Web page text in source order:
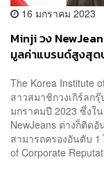
16 มกราคม 2023
Minji วง
มูลค่าแบรนด์สูงสุด
The Korea Institute
สาวสมาชิกวงเกิร์ลก
มกราคมปี 2023 ซึ่งใ
NewJeans ต่างก็ติด
สามารถครองอันดับ 1
of Corporate